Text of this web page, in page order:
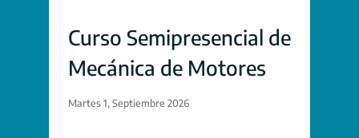
Curso Semipresencial de
Mecánica de Motores
Martes 1, Septiembre 2026